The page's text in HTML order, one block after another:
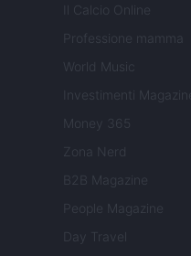
Il Calcio Online
Professione mamma
World Music
Investimenti Magazine
Money 365
Zona Nerd
B2B Magazine
People Magazine
Day Travel